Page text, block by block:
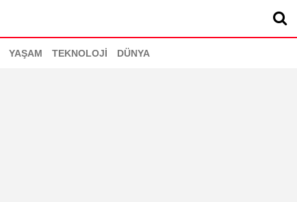
YAŞAM TEKNOLOJİ DÜNYA